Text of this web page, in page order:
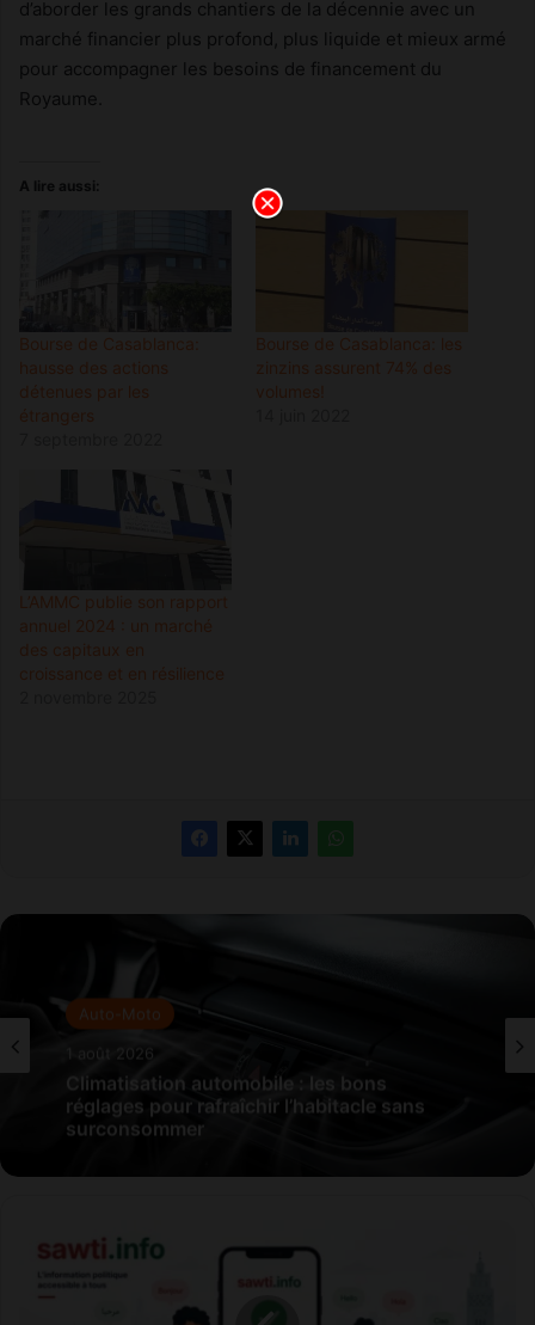
d’aborder les grands chantiers de la décennie avec un
marché financier plus profond, plus liquide et mieux armé
pour accompagner les besoins de financement du
Royaume.
A lire aussi:
Bourse de Casablanca:
hausse des actions
détenues par les
étrangers
Bourse de Casablanca: les
zinzins assurent 74% des
volumes!
L’AMMC publie son rapport
annuel 2024 : un marché
des capitaux en
croissance et en résilience
Auto-Moto
1 août 2026
Climatisation automobile : les bons
réglages pour rafraîchir l’habitacle sans
surconsommer
veut